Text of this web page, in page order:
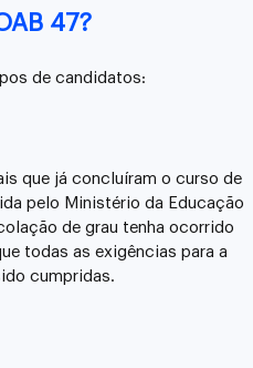
47?
de candidatos:
que já concluíram o curso de
pelo Ministério da Educação
de grau tenha ocorrido
todas as exigências para a
cumpridas.